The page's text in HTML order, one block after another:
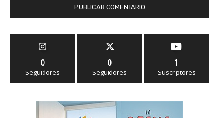
0
Seguidores
0
Seguidores
1
Suscriptores